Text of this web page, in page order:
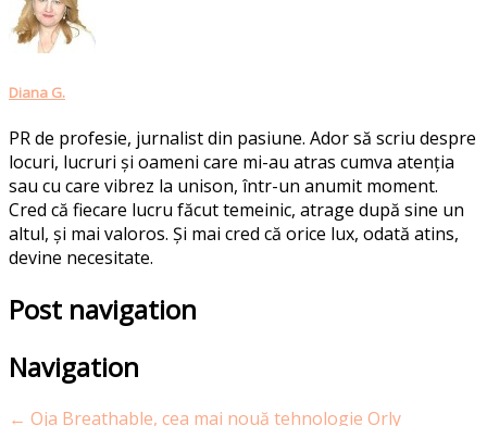
Diana G.
PR de profesie, jurnalist din pasiune. Ador să scriu despre
locuri, lucruri și oameni care mi-au atras cumva atenția
sau cu care vibrez la unison, într-un anumit moment.
Cred că fiecare lucru făcut temeinic, atrage după sine un
altul, și mai valoros. Și mai cred că orice lux, odată atins,
devine necesitate.
Post navigation
Navigation
← Oja Breathable, cea mai nouă tehnologie Orly